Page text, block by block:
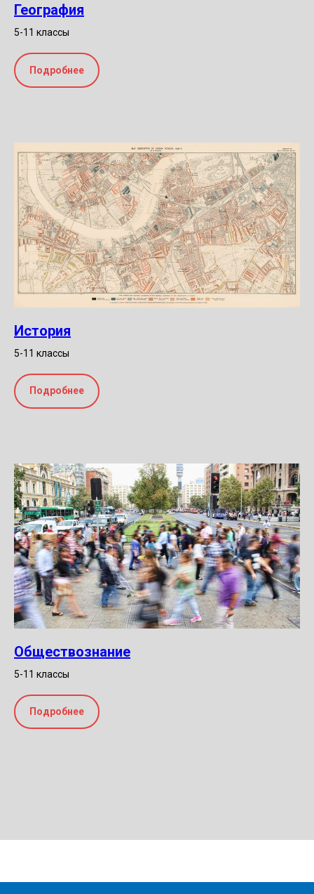
География
5-11 классы
Подробнее
История
5-11 классы
Подробнее
Обществознание
5-11 классы
Подробнее